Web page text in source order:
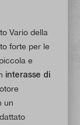
Vario della
forte per le
e
interasse di
un